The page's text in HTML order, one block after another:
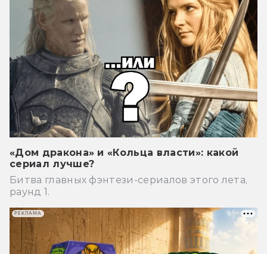
«Дом дракона» и «Кольца власти»: какой
сериал лучше?
Битва главных фэнтези-сериалов этого лета,
раунд 1.
РЕКЛАМА